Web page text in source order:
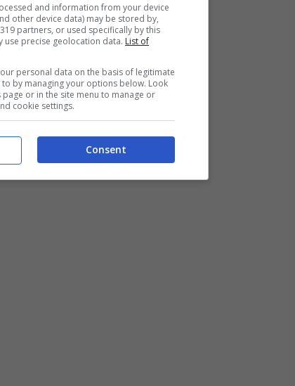
Cannavacciuolo – buttalapasta.it
Crespi!
and information from your device
other device data) may be stored by,
partners, or used specifically by this
use precise geolocation data. List of
personal data on the basis of legitimate
by managing your options below. Look
or in the site menu to manage or
cookie settings.
Consent